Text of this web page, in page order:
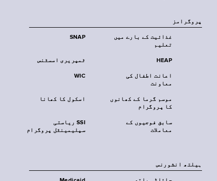
پروگرامز
SNAP
غذائیت کے بارے میں
تعلیم
ٹمپریری اسسٹنس HEAP
WIC
اعانت اطفال کی
معاونت
اسکول کا کھانا
موسم گرما کے کھانوں
کا پروگرام
SSI ریاستی
سپلیمینٹل پروگرام
سابق فوجیوں کے
معاملات
‏ہیلتھ انشورنس